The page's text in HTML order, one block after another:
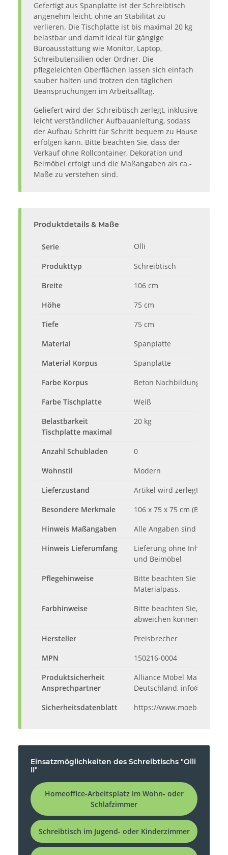
Gefertigt aus Spanplatte ist der Schreibtisch
angenehm leicht, ohne an Stabilität zu
verlieren. Die Tischplatte ist bis maximal 20 kg
belastbar und damit ideal für gängige
Büroausstattung wie Monitor, Laptop,
Schreibutensilien oder Ordner. Die
pflegeleichten Oberflächen lassen sich einfach
sauber halten und trotzen den täglichen
Beanspruchungen im Arbeitsalltag.
Geliefert wird der Schreibtisch zerlegt, inklusive
leicht verständlicher Aufbauanleitung, sodass
der Aufbau Schritt für Schritt bequem zu Hause
erfolgen kann. Bitte beachten Sie, dass der
Verkauf ohne Rollcontainer, Dekoration und
Beimöbel erfolgt und die Maßangaben als ca.-
Maße zu verstehen sind.
Produktdetails & Maße
Serie Olli
Produkttyp
Schreibtisch
Breite
106 cm
Höhe
75 cm
Tiefe
75 cm
Material
Spanplatte
Material Korpus
Spanplatte
Farbe Korpus
Beton Nachbildung
Farbe Tischplatte
Weiß
Belastbarkeit
Tischplatte maximal
20 kg
Anzahl Schubladen
0
Wohnstil
Modern
Lieferzustand
Artikel wird zerlegt mit
Besondere Merkmale
106 x 75 x 75 cm (B/H/T)
Hinweis Maßangaben
Alle Angaben sind ca.-
Hinweis Lieferumfang
Lieferung ohne Inhalt und
und Beimöbel
Pflegehinweise
Bitte beachten Sie die
Materialpass.
Farbhinweise
Bitte beachten Sie, dass
abweichen können.
Hersteller
Preisbrecher
MPN
150216-0004
Produktsicherheit
Ansprechpartner
Alliance Möbel Marketing
Deutschland,
Sicherheitsdatenblatt
https://
Einsatzmöglichkeiten des Schreibtischs "Olli
II"
Homeoffice-Arbeitsplatz im Wohn- oder
Schlafzimmer
Schreibtisch im Jugend- oder Kinderzimmer